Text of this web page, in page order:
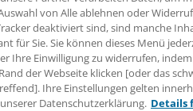
sobald Sie sich
Kostenlos
von Alle ablehnen oder
deaktiviert sind, sind manche
für Sie. Sie können dieses Menü
Ihre Einwilligung zu widerrufen, indem
der Webseite klicken [oder das
Ihre Einstellungen gelten
Datenschutzerklärung. Details